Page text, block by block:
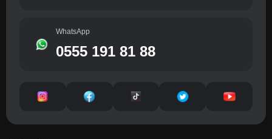
WhatsApp
0555 191 81 88